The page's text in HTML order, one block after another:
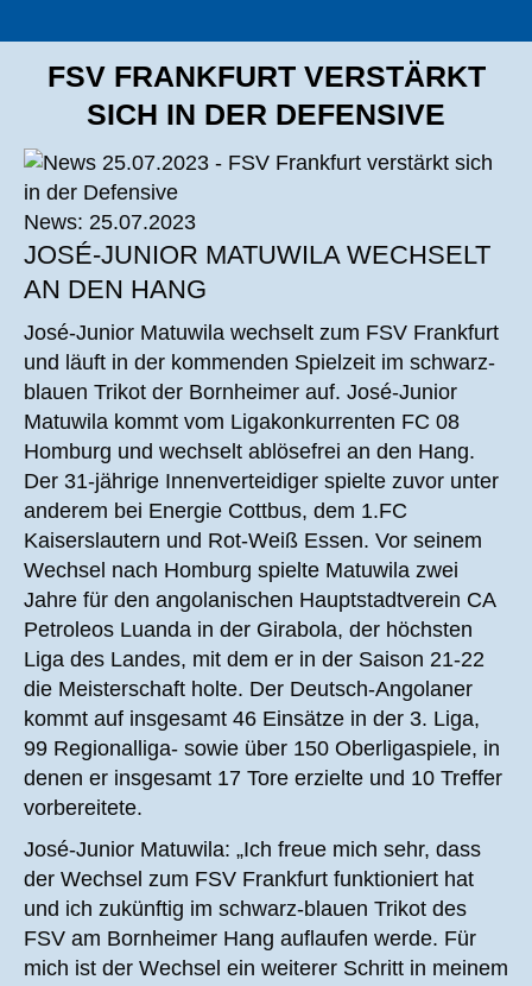
FSV FRANKFURT VERSTÄRKT
SICH IN DER DEFENSIVE
News: 25.07.2023
JOSÉ-JUNIOR MATUWILA WECHSELT
AN DEN HANG
José-Junior Matuwila wechselt zum FSV Frankfurt
und läuft in der kommenden Spielzeit im schwarz-
blauen Trikot der Bornheimer auf. José-Junior
Matuwila kommt vom Ligakonkurrenten FC 08
Homburg und wechselt ablösefrei an den Hang.
Der 31-jährige Innenverteidiger spielte zuvor unter
anderem bei Energie Cottbus, dem 1.FC
Kaiserslautern und Rot-Weiß Essen. Vor seinem
Wechsel nach Homburg spielte Matuwila zwei
Jahre für den angolanischen Hauptstadtverein CA
Petroleos Luanda in der Girabola, der höchsten
Liga des Landes, mit dem er in der Saison 21-22
die Meisterschaft holte. Der Deutsch-Angolaner
kommt auf insgesamt 46 Einsätze in der 3. Liga,
99 Regionalliga- sowie über 150 Oberligaspiele, in
denen er insgesamt 17 Tore erzielte und 10 Treffer
vorbereitete.
José-Junior Matuwila: „Ich freue mich sehr, dass
der Wechsel zum FSV Frankfurt funktioniert hat
und ich zukünftig im schwarz-blauen Trikot des
FSV am Bornheimer Hang auflaufen werde. Für
mich ist der Wechsel ein weiterer Schritt in meinem